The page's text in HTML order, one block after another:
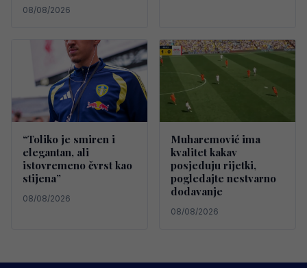
08/08/2026
“Toliko je smiren i
elegantan, ali
istovremeno čvrst kao
stijena”
08/08/2026
Muharemović ima
kvalitet kakav
posjeduju rijetki,
pogledajte nestvarno
dodavanje
08/08/2026